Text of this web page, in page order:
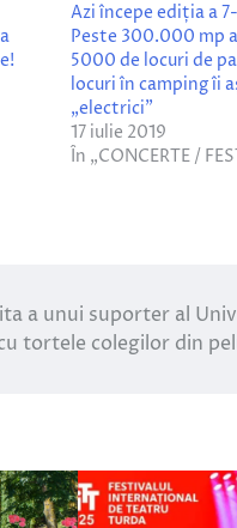
Azi începe ediția a
Peste 300.000 mp
5000 de locuri de
locuri în camping îi
„electrici”
17 iulie 2019
În „CONCERTE /
a unui suporter al
tortele colegilor din